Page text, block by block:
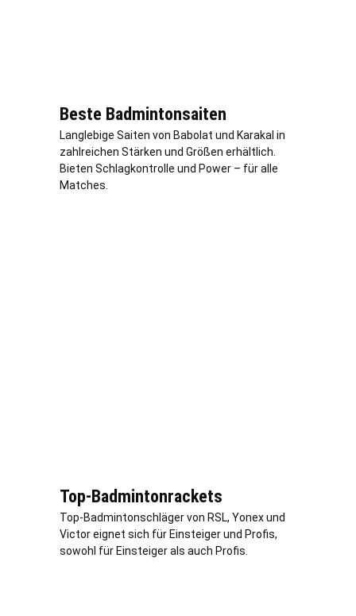
Beste Badmintonsaiten
Langlebige Saiten von Babolat und Karakal in
zahlreichen Stärken und Größen erhältlich.
Bieten Schlagkontrolle und Power – für alle
Matches.
Top-Badmintonrackets
Top-Badmintonschläger von RSL, Yonex und
Victor eignet sich für Einsteiger und Profis,
sowohl für Einsteiger als auch Profis.